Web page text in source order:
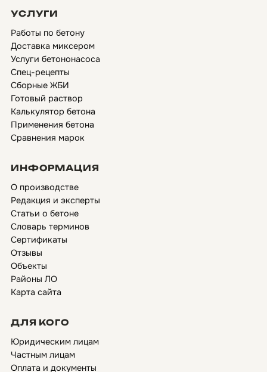
УСЛУГИ
Работы по бетону
Доставка миксером
Услуги бетононасоса
Спец-рецепты
Сборные ЖБИ
Готовый раствор
Калькулятор бетона
Применения бетона
Сравнения марок
ИНФОРМАЦИЯ
О производстве
Редакция и эксперты
Статьи о бетоне
Словарь терминов
Сертификаты
Отзывы
Объекты
Районы ЛО
Карта сайта
ДЛЯ КОГО
Юридическим лицам
Частным лицам
Оплата и документы